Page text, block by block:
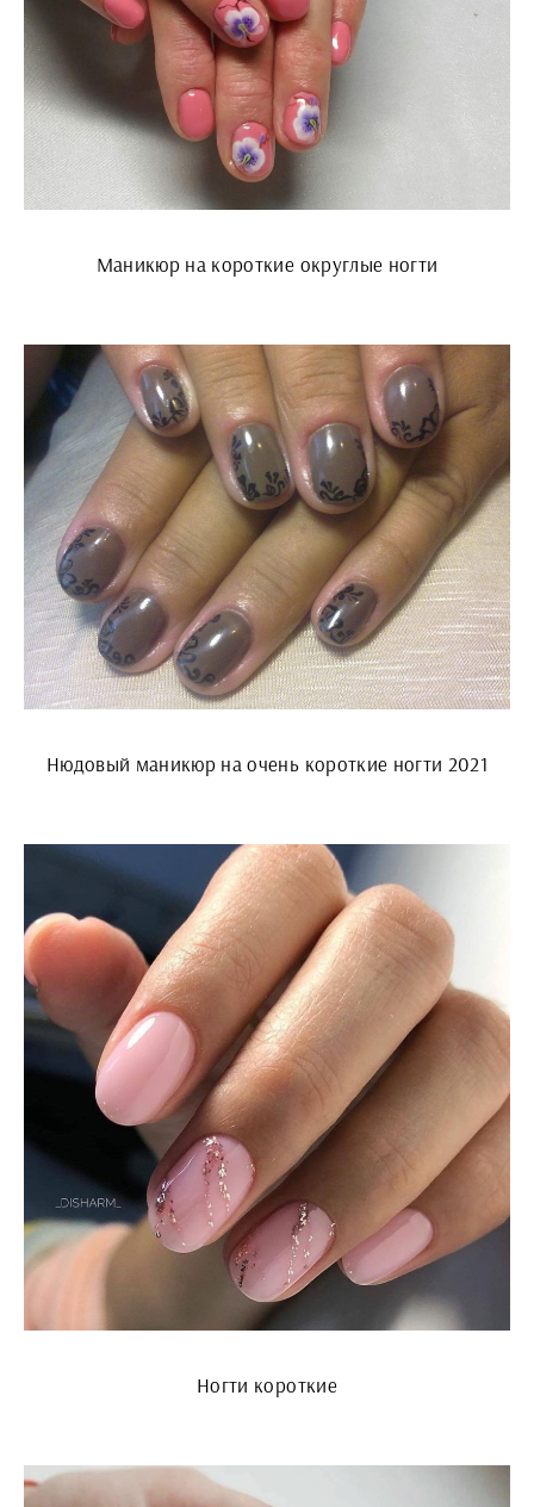
Маникюр на короткие округлые ногти
Нюдовый маникюр на очень короткие ногти 2021
Ногти короткие